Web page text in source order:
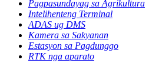
Pagpasundayag sa Agrikultura
Intelihenteng Terminal
ADAS ug DMS
Kamera sa Sakyanan
Estasyon sa Pagdunggo
RTK nga aparato